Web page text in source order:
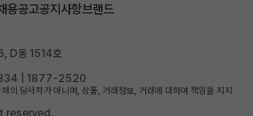
용공고공지사항브랜드
D동 1514호
| 1877-2520
의 당사자가 아니며, 상품, 거래정보, 거래에 대하여 책임을 지지
reserved.